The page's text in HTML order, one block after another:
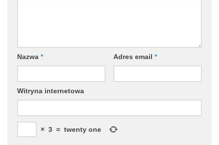
Nazwa * Adres email *
Witryna internetowa
× 3 = twenty one